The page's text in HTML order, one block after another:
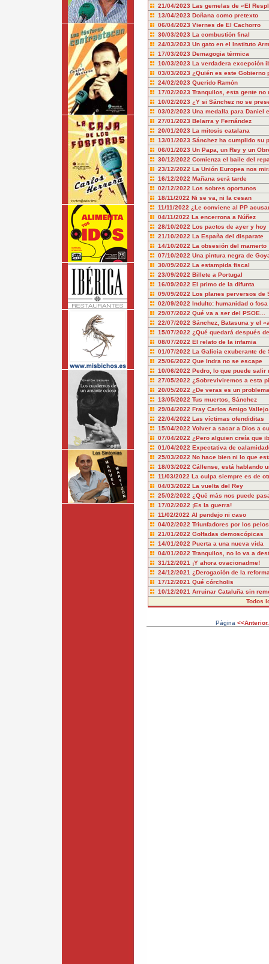
21/04/2023 Las gemelas de «El
13/04/2023 Doñana como pretexto
06/04/2023 Viernes de El Cachorro
30/03/2023 La combustión final
24/03/2023 Un gato en el Instituto
17/03/2023 Demagogia térmica
10/03/2023 La verdadera excepción
03/03/2023 ¿Quién es este Gobierno
24/02/2023 Querido Ramón
17/02/2023 Tranquilos, esta gente no
10/02/2023 ¿Y si Sánchez no se
03/02/2023 Una medalla para Daniel
27/01/2023 Belarra y Fernández
20/01/2023 La mitosis catalana
13/01/2023 Sánchez ha cumplido su
06/01/2023 Un Papa, un Rey y un
30/12/2022 Comienza el baile del
23/12/2022 La Unión Europea nos
16/12/2022 Mañana será tarde
02/12/2022 Los sobres oportunos
18/11/2022 Ni se va, ni la cesan
11/11/2022 ¿Le conviene al PP
04/11/2022 La encerrona a Núñez
28/10/2022 Los pactos de ayer y hoy
21/10/2022 La España del disparate
14/10/2022 La obsesión del mamerto
07/10/2022 Una pintura negra de
30/09/2022 La estampida fiscal
23/09/2022 Billete a Portugal
16/09/2022 El primo de la difunta
09/09/2022 Los planes perversos de
02/09/2022 Indulto: humanidad o
29/07/2022 Qué va a ser del PSOE...
22/07/2022 Sánchez, Batasuna y el
15/07/2022 ¿Qué quedará después
08/07/2022 El relato de la infamia
01/07/2022 La Galicia exuberante de
25/06/2022 Que Indra no se escape
10/06/2022 Pedro, lo que puede salir
27/05/2022 ¿Sobreviviremos a esta
20/05/2022 ¿De veras es un
13/05/2022 Tus muertos, Sánchez
29/04/2022 Fray Carlos Amigo
22/04/2022 Las víctimas ofendiditas
15/04/2022 Volver a sacar a Dios a
07/04/2022 ¿Pero alguien creía que
01/04/2022 Expectativa de
25/03/2022 No hace bien ni lo que
18/03/2022 Cállense, está hablando
11/03/2022 La culpa siempre es de
04/03/2022 La vuelta del Rey
25/02/2022 ¿Qué más nos puede
17/02/2022 ¡Es la guerra!
11/02/2022 Al pendejo ni caso
04/02/2022 Triunfadores por los pelos
21/01/2022 Golfadas demoscópicas
14/01/2022 Puerta a una nueva vida
04/01/2022 Tranquilos, no lo va a
31/12/2021 ¡Y ahora ovacionadme!
24/12/2021 ¿Derogación de la
17/12/2021 Qué córcholis
10/12/2021 Arruinar Cataluña sin
Todos
Página